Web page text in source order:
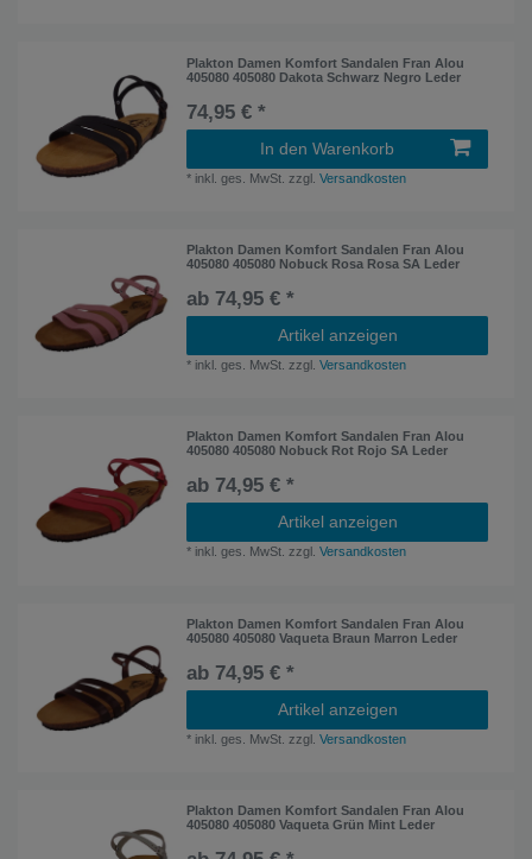
Plakton Damen Komfort Sandalen Fran Alou
405080 405080 Dakota Schwarz Negro Leder
74,95 € *
In den Warenkorb
* inkl. ges. MwSt. zzgl.Versandkosten
Plakton Damen Komfort Sandalen Fran Alou
405080 405080 Nobuck Rosa Rosa SA Leder
ab 74,95 € *
Artikel anzeigen
* inkl. ges. MwSt. zzgl.Versandkosten
Plakton Damen Komfort Sandalen Fran Alou
405080 405080 Nobuck Rot Rojo SA Leder
ab 74,95 € *
Artikel anzeigen
* inkl. ges. MwSt. zzgl.Versandkosten
Plakton Damen Komfort Sandalen Fran Alou
405080 405080 Vaqueta Braun Marron Leder
ab 74,95 € *
Artikel anzeigen
* inkl. ges. MwSt. zzgl.Versandkosten
Plakton Damen Komfort Sandalen Fran Alou
405080 405080 Vaqueta Grün Mint Leder